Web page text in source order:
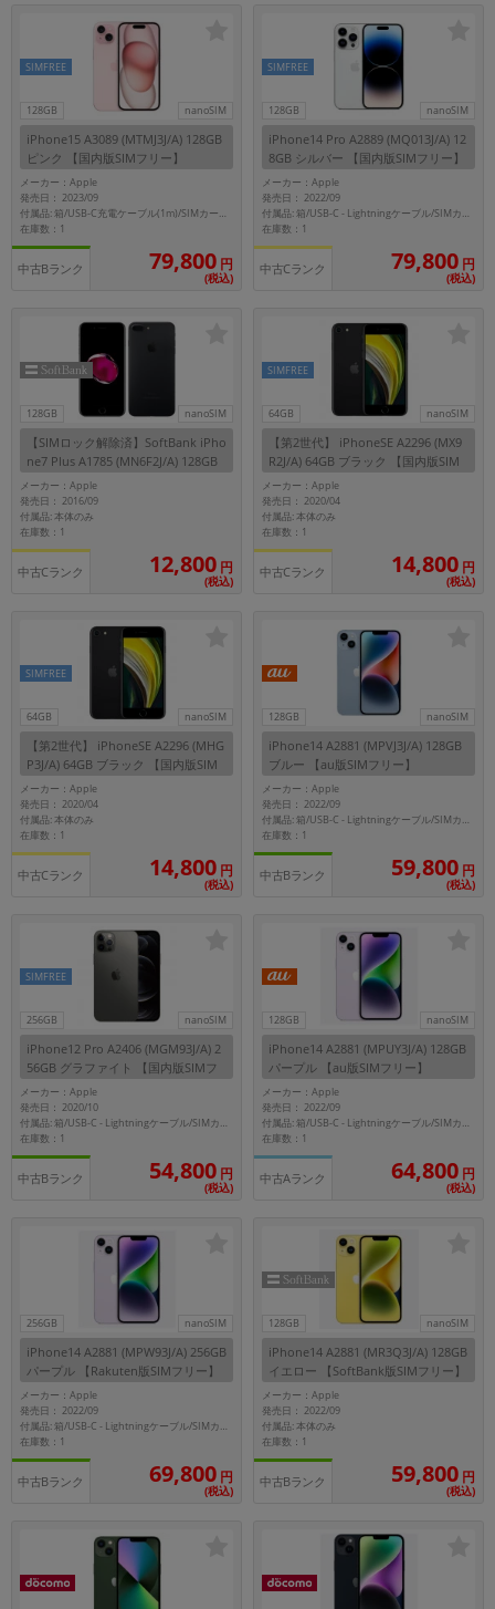
128GB nanoSIM
SIMFREE
iPhone15 A3089 (MTMJ3J/A) 128GB
ピンク 【国内版SIMフリー】
メーカー：Apple
発売日： 2023/09
付属品: 箱/USB-C充電ケーブル(1m)/SIMカードツール/マニュアル
在庫数：1
中古Bランク 79,800 円
(税込)
128GB nanoSIM
SIMFREE
iPhone14 Pro A2889 (MQ013J/A) 12
8GB シルバー 【国内版SIMフリー】
メーカー：Apple
発売日： 2022/09
付属品: 箱/USB-C - Lightningケーブル/SIMカードツール/マニュアル
在庫数：1
中古Cランク 79,800 円
(税込)
128GB nanoSIM
【SIMロック解除済】SoftBank iPho
ne7 Plus A1785 (MN6F2J/A) 128GB
ブラック
メーカー：Apple
発売日： 2016/09
付属品: 本体のみ
在庫数：1
中古Cランク 12,800 円
(税込)
64GB nanoSIM
SIMFREE
【第2世代】 iPhoneSE A2296 (MX9
R2J/A) 64GB ブラック 【国内版SIM
フリー】
メーカー：Apple
発売日： 2020/04
付属品: 本体のみ
在庫数：1
中古Cランク 14,800 円
(税込)
64GB nanoSIM
SIMFREE
【第2世代】 iPhoneSE A2296 (MHG
P3J/A) 64GB ブラック 【国内版SIM
フリー】
メーカー：Apple
発売日： 2020/04
付属品: 本体のみ
在庫数：1
中古Cランク 14,800 円
(税込)
128GB nanoSIM
iPhone14 A2881 (MPVJ3J/A) 128GB
ブルー 【au版SIMフリー】
メーカー：Apple
発売日： 2022/09
付属品: 箱/USB-C - Lightningケーブル/SIMカードツール/マニュアル
在庫数：1
中古Bランク 59,800 円
(税込)
256GB nanoSIM
SIMFREE
iPhone12 Pro A2406 (MGM93J/A) 2
56GB グラファイト 【国内版SIMフ
リー】
メーカー：Apple
発売日： 2020/10
付属品: 箱/USB-C - Lightningケーブル/SIMカードツール/マニュアル
在庫数：1
中古Bランク 54,800 円
(税込)
128GB nanoSIM
iPhone14 A2881 (MPUY3J/A) 128GB
パープル 【au版SIMフリー】
メーカー：Apple
発売日： 2022/09
付属品: 箱/USB-C - Lightningケーブル/SIMカードツール/マニュアル
在庫数：1
中古Aランク 64,800 円
(税込)
256GB nanoSIM
iPhone14 A2881 (MPW93J/A) 256GB
パープル 【Rakuten版SIMフリー】
メーカー：Apple
発売日： 2022/09
付属品: 箱/USB-C - Lightningケーブル/SIMカードツール/マニュアル
在庫数：1
中古Bランク 69,800 円
(税込)
128GB nanoSIM
iPhone14 A2881 (MR3Q3J/A) 128GB
イエロー 【SoftBank版SIMフリー】
メーカー：Apple
発売日： 2022/09
付属品: 本体のみ
在庫数：1
中古Bランク 59,800 円
(税込)